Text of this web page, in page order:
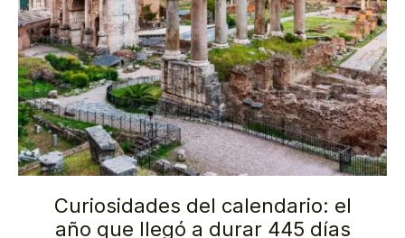
Curiosidades del calendario: el
año que llegó a durar 445 días